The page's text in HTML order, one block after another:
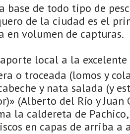
base de todo tipo de
de la ciudad es el
en volumen de capturas.
local a la
o troceada (lomos y
y nata salada (y
(Alberto del Río y Juan
la caldereta de
en capas de arriba a